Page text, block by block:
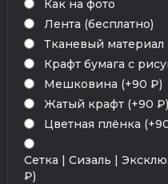
Как на фото
Лента (бесплатно)
Тканевый материал
Крафт бумага с
Мешковина (+90 ₽)
Жатый крафт (+90 ₽)
Цветная плёнка
Сетка | Сизаль |
₽)